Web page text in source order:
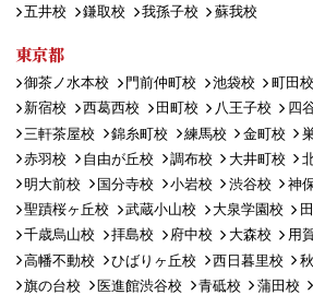
五井校
鎌取校 我孫子校 蘇我校
東京都
御茶ノ水本校 門前仲町校 池袋校 町田校
新宿校
西葛西校 田町校 八王子校 四
三軒茶屋校
錦糸町校 練馬校 金町校
赤羽校
自由が丘校 調布校 大井町校
明大前校
国分寺校 小岩校 渋谷校 神
聖蹟桜ヶ丘校
武蔵小山校 大泉学園校
千歳烏山校
拝島校 府中校 大森校 用
高幡不動校
ひばりヶ丘校 西日暮里校
旗の台校
医進館渋谷校 青砥校 蒲田校